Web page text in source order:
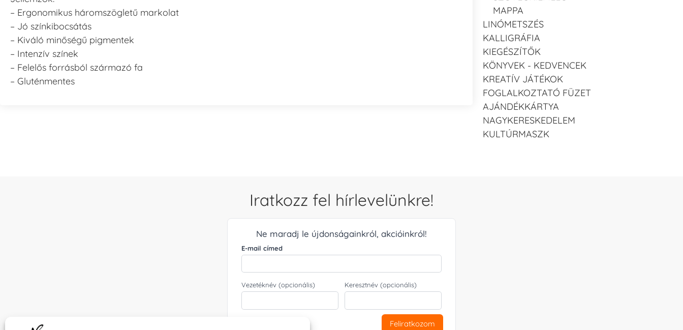
– Ergonomikus háromszögletű markolat
– Jó színkibocsátás
– Kiváló minőségű pigmentek
– Intenzív színek
– Felelős forrásból származó fa
– Gluténmentes
MAPPA
LINÓMETSZÉS
KALLIGRÁFIA
KIEGÉSZÍTŐK
KÖNYVEK - KEDVENCEK
KREATÍV JÁTÉKOK
FOGLALKOZTATÓ FÜZET
AJÁNDÉKKÁRTYA
NAGYKERESKEDELEM
KULTÚRMASZK
Iratkozz fel hírlevelünkre!
Ne maradj le újdonságainkról, akcióinkról!
E-mail címed
Vezetéknév (opcionális) Keresztnév (opcionális)
Feliratkozom